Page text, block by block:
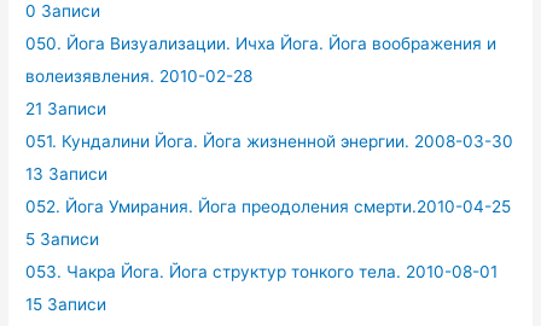
0 Записи
050. Йога Визуализации. Ичха Йога. Йога воображения и
волеизявления. 2010-02-28
21 Записи
051. Кундалини Йога. Йога жизненной энергии. 2008-03-30
13 Записи
052. Йога Умирания. Йога преодоления смерти.2010-04-25
5 Записи
053. Чакра Йога. Йога структур тонкого тела. 2010-08-01
15 Записи